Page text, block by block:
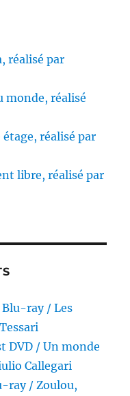
réalisé par
monde, réalisé
étage, réalisé par
libre, réalisé par
Blu-ray / Les
DVD / Un monde
Callegari
ray / Zoulou,